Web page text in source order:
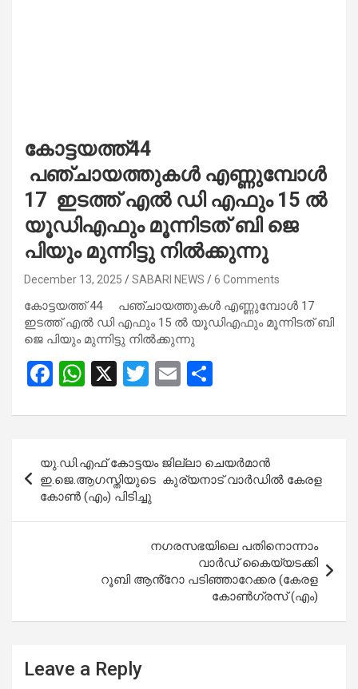
കോട്ടയത്ത്44
പഞ്ചായത്തുകൾ എണ്ണുമ്പോൾ
17 ഇടത്ത് എൽ ഡി എഫും 15 ൽ
യൂഡിഎഫും മൂന്നിടത് ബി ജെ
പിയും മുന്നിട്ടു നിൽക്കുന്നു
December 13, 2025 SABARI NEWS 6 Comments
കോട്ടയത്ത് 44 പഞ്ചായത്തുകൾ എണ്ണുമ്പോൾ 17
ഇടത്ത് എൽ ഡി എഫും 15 ൽ യൂഡിഎഫും മൂന്നിടത് ബി
ജെ പിയും മുന്നിട്ടു നിൽക്കുന്നു
F
ce
o
o
k
W
at
A
p
p
X
T
tt
E
ail ar
navigation
യു.ഡി.എഫ് കോട്ടയം ജില്ലാ ചെയർമാൻ
ഇ.ജെ.ആഗസ്തിയുടെ കുര്യനാട് വാർഡിൽ കേരള
കോൺ (എം) പിടിച്ചു
നഗരസഭയിലെ പതിനൊന്നാം
വാർഡ് കൈയ്യടക്കി
റൂബി ആൻ്റോ പടിഞ്ഞാറേക്കര (കേരള
കോൺഗ്രസ് (എം)
Leave a Reply